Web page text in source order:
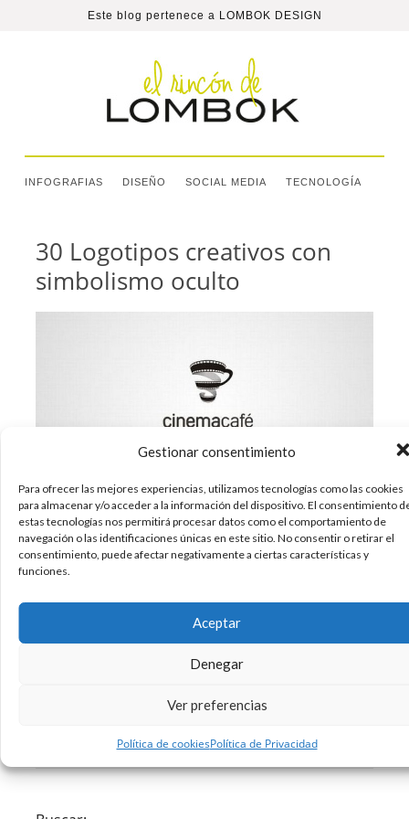
Gestionar consentimiento
Para ofrecer las mejores experiencias, utilizamos tecnologías como las cookies
para almacenar y/o acceder a la información del dispositivo. El consentimiento
estas tecnologías nos permitirá procesar datos como el comportamiento de
navegación o las identificaciones únicas en este sitio. No consentir o retirar el
consentimiento, puede afectar negativamente a ciertas características y
funciones.
Aceptar
Denegar
Ver preferencias
Política de cookiesPolítica de Privacidad
Este blog pertenece a LOMBOK DESIGN
INFOGRAFIAS DISEÑO SOCIAL MEDIA TECNOLOGÍA
30 Logotipos creativos con
simbolismo oculto
Cuando se trata de diseño gráfico y creación de
logotipos lo más importante, de lejos, es la idea
del concepto. Si tienes la idea para tu logo, ya
de vectores se utiliza para representar el
simbolismo del producto en